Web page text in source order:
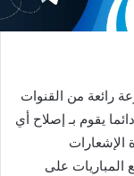
رائعة من القنوات
يقوم بـ إصلاح أي
المباريات على